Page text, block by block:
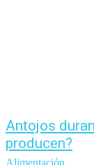
Antojos
producen?